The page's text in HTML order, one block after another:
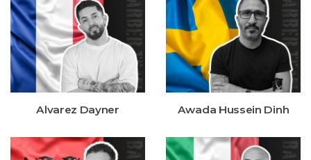
Alvarez Dayner Awada Hussein Dinh